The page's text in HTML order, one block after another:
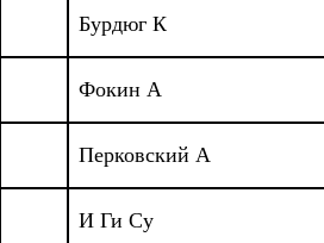
Бурдюг К
Фокин А
Перковский А
И Ги Су